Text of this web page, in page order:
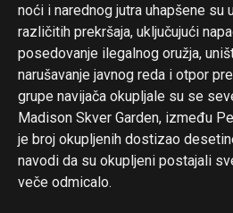
noći i narednog jutra uhapšene
različitih prekršaja, uključujući
posedovanje ilegalnog oružja,
narušavanje javnog reda i otpor
grupe navijača okupljale su se
Madison Skver Garden, između
je broj okupljenih dostizao
navodi da su okupljeni postajali
veče odmicalo.